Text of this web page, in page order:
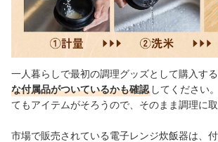
一人暮らしで最初の調理グッズとして購入する
な付属品がついているかも確認 してください
てもアイテムがそろうので、そのまま調理に取
市場で販売されている電子レンジ炊飯器は、